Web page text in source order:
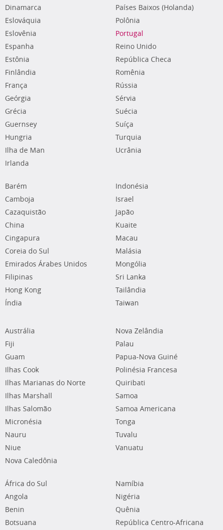
Dinamarca
Eslováquia
Eslovênia
Espanha
Estônia
Finlândia
França
Geórgia
Grécia
Guernsey
Hungria
Ilha de Man
Irlanda
Países Baixos (Holanda)
Polônia
Portugal
Reino Unido
República Checa
Romênia
Rússia
Sérvia
Suécia
Suíça
Turquia
Ucrânia
Barém
Camboja
Cazaquistão
China
Cingapura
Coreia do Sul
Emirados Árabes Unidos
Filipinas
Hong Kong
Índia
Indonésia
Israel
Japão
Kuaite
Macau
Malásia
Mongólia
Sri Lanka
Tailândia
Taiwan
Austrália
Fiji
Guam
Ilhas Cook
Ilhas Marianas do Norte
Ilhas Marshall
Ilhas Salomão
Micronésia
Nauru
Niue
Nova Caledônia
Nova Zelândia
Palau
Papua-Nova Guiné
Polinésia Francesa
Quiribati
Samoa
Samoa Americana
Tonga
Tuvalu
Vanuatu
África do Sul
Angola
Benin
Botsuana
Namíbia
Nigéria
Quênia
República Centro-Africana